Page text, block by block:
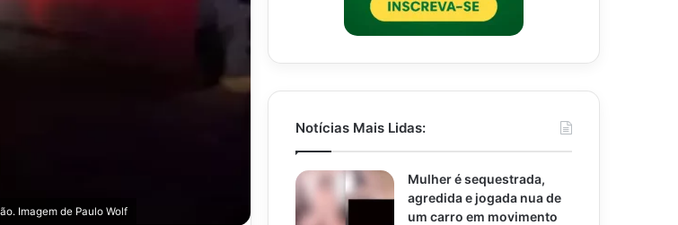
Imagem de Paulo Wolf
Notícias Mais Lidas:
Mulher é sequestrada,
agredida e jogada nua de
um carro em movimento